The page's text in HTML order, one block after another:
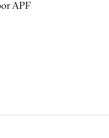
APF